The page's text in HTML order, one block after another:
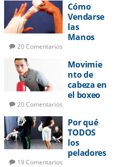
Cómo
Vendarse
las
Manos
20 Comentarios
Movimie
nto de
cabeza en
el boxeo
20 Comentarios
Por qué
TODOS
los
peladores
19 Comentarios